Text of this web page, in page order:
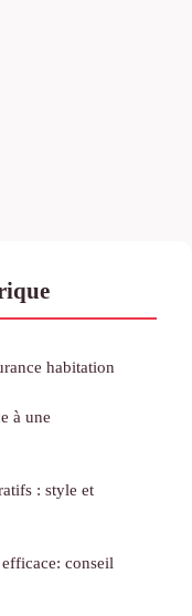
habitation
à une
: style et
conseil